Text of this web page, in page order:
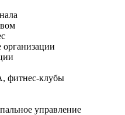
фитнес-клубы
управление